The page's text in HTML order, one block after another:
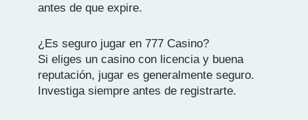
antes de que expire.
¿Es seguro jugar en 777 Casino?
Si eliges un casino con licencia y buena
reputación, jugar es generalmente seguro.
Investiga siempre antes de registrarte.